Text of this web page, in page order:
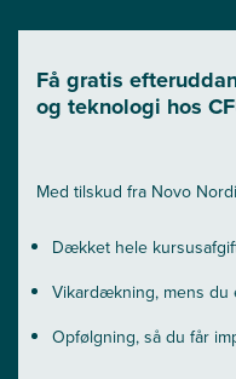
Få gratis
og teknologi hos
Med tilskud fra Novo
Dækket hele
Vikardækning, mens du
Opfølgning, så du får